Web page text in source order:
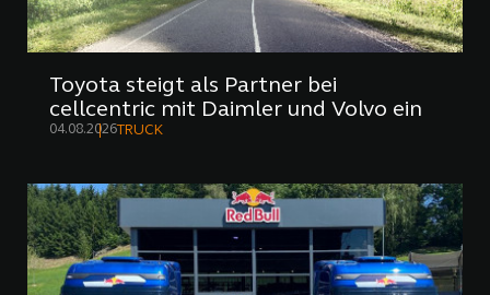
Toyota steigt als Partner bei
cellcentric mit Daimler und Volvo ein
04.08.2026TRUCK